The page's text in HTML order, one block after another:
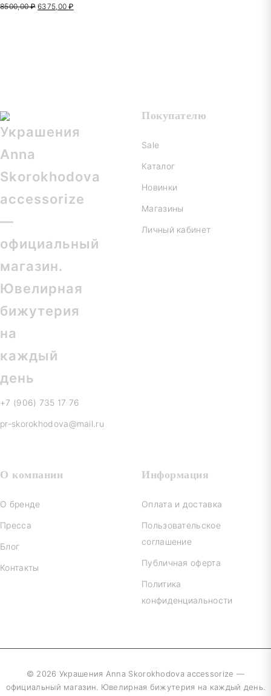
8500,00₽ Первоначальная
6375,00₽
+7 (906) 735 17 76
pr-skorokhodova@mail.ru
Покупателю
Sale
Каталог
Новинки
Магазины
Личный кабинет
О компании
О бренде
Пресса
Блог
Контакты
Информация
Оплата и доставка
Пользовательское
соглашение
Публичная оферта
Политика
конфиденциальности
© 2026 Украшения Anna Skorokhodova accessorize —
официальный магазин. Ювелирная бижутерия на каждый день.